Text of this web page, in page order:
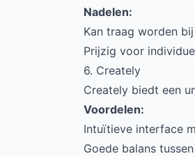
Nadelen:
Kan traag worden
Prijzig voor
6. Creately
Creately biedt een
Voordelen:
Intuïtieve interface
Goede balans